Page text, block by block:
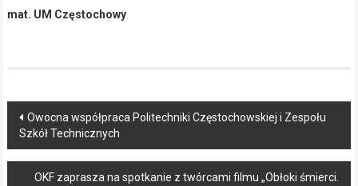
mat. UM Częstochowy
Post
navigation
Owocna współpraca Politechniki Częstochowskiej i Zespołu
Szkół Technicznych
OKF zaprasza na spotkanie z twórcami filmu „Obłoki śmierci.